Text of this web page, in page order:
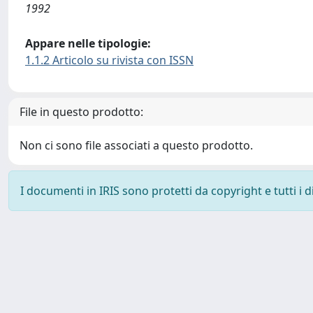
1992
Appare nelle tipologie:
1.1.2 Articolo su rivista con ISSN
File in questo prodotto:
Non ci sono file associati a questo prodotto.
I documenti in IRIS sono protetti da copyright e tutti i